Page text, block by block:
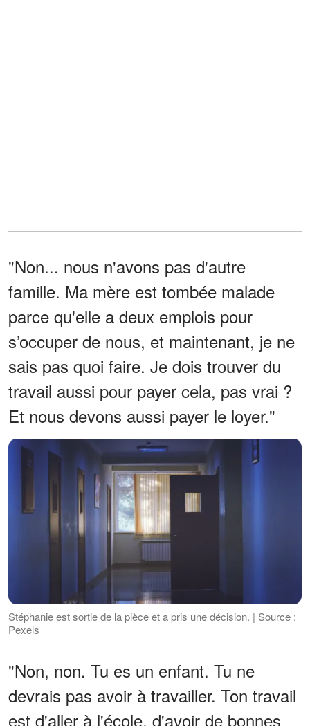
"Non... nous n'avons pas d'autre
famille. Ma mère est tombée malade
parce qu'elle a deux emplois pour
s’occuper de nous, et maintenant, je ne
sais pas quoi faire. Je dois trouver du
travail aussi pour payer cela, pas vrai ?
Et nous devons aussi payer le loyer."
Stéphanie est sortie de la pièce et a pris une décision. | Source :
Pexels
"Non, non. Tu es un enfant. Tu ne
devrais pas avoir à travailler. Ton travail
est d'aller à l'école, d'avoir de bonnes